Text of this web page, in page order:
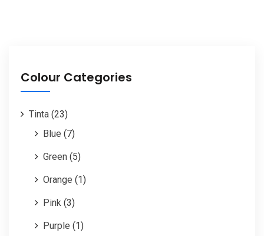
Colour Categories
Tinta (23)
Blue (7)
Green (5)
Orange (1)
Pink (3)
Purple (1)